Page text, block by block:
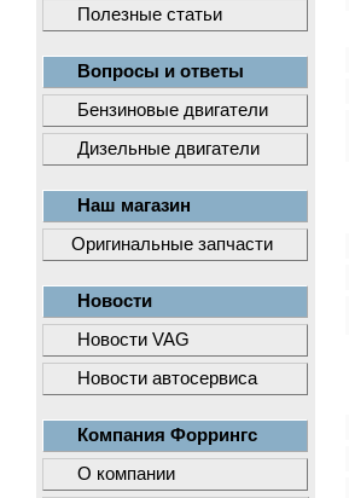
Полезные статьи
Вопросы и ответы
Бензиновые двигатели
Дизельные двигатели
Наш магазин
Оригинальные запчасти
Новости
Новости VAG
Новости автосервиса
Компания Форрингс
О компании